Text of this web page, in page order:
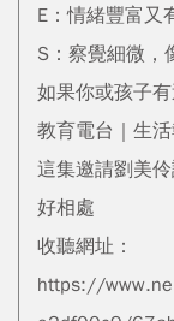
E：情緒豐富又
S：察覺細微，
如果你或孩子
教育電台｜生
這集邀請劉美
好相處
收聽網址：
https://